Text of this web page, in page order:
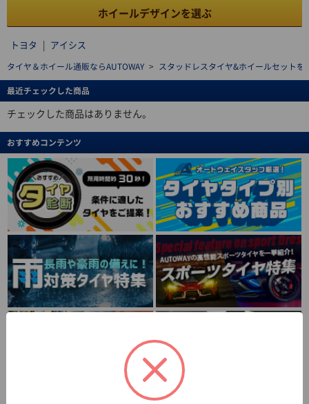
ホイールデザインを選ぶ
トヨタ | アイシス
タイヤ＆ホイール通販ならAUTOWAY > スタッドレスタイヤ&ホイールセット
最近チェックした商品
チェックした商品はありません。
おすすめコンテンツ